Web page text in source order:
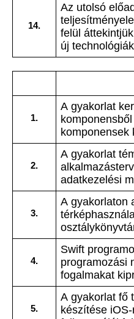
14.
Az utolsó
teljesítményelemzés és a
felül áttekintjük az
új
1.
A gyakorlat keretein belül
komponensek
2.
A gyakorlat témái a
adatkezelési
3.
A gyakorlaton az
4.
Swift programozás: a gyakorlat keretein belül begyakoroljuk a
programozási nyelv
5.
A gyakorlat fő témája
készítése